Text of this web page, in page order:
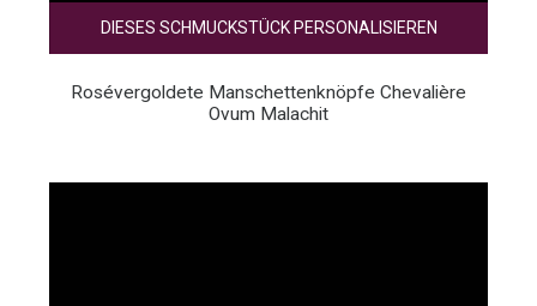
DIESES SCHMUCKSTÜCK PERSONALISIEREN
Rosévergoldete Manschettenknöpfe Chevalière
Ovum Malachit